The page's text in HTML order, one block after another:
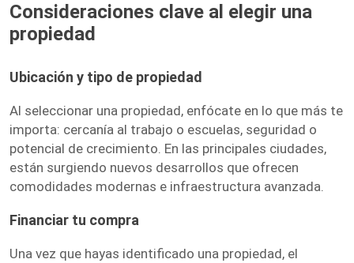
Consideraciones clave al elegir una
propiedad
Ubicación y tipo de propiedad
Al seleccionar una propiedad, enfócate en lo que más te
importa: cercanía al trabajo o escuelas, seguridad o
potencial de crecimiento. En las principales ciudades,
están surgiendo nuevos desarrollos que ofrecen
comodidades modernas e infraestructura avanzada.
Financiar tu compra
Una vez que hayas identificado una propiedad, el